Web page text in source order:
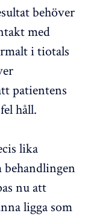
behöver
med
i tiotals
patientens
håll.
lika
nu att
ligga som